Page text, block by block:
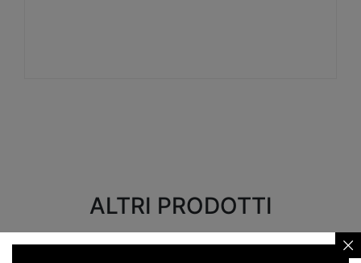
ALTRI PRODOTTI